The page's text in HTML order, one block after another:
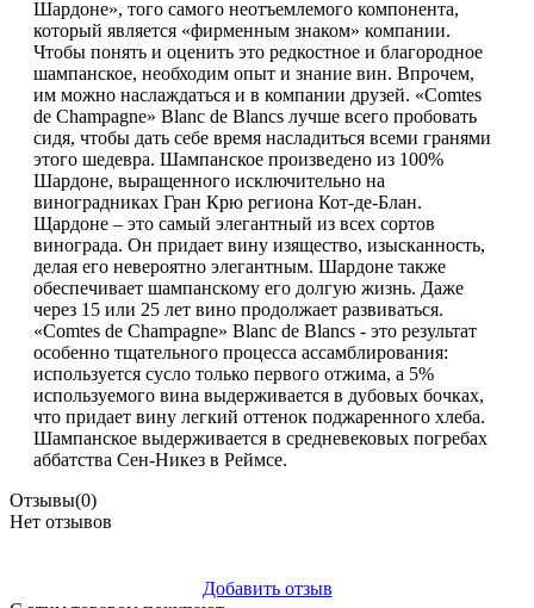
Шардоне», того самого неотъемлемого компонента,
который является «фирменным знаком» компании.
Чтобы понять и оценить это редкостное и благородное
шампанское, необходим опыт и знание вин. Впрочем,
им можно наслаждаться и в компании друзей. «Comtes
de Champagne» Blanc de Blancs лучше всего пробовать
сидя, чтобы дать себе время насладиться всеми гранями
этого шедевра. Шампанское произведено из 100%
Шардоне, выращенного исключительно на
виноградниках Гран Крю региона Кот-де-Блан.
Щардоне – это самый элегантный из всех сортов
винограда. Он придает вину изящество, изысканность,
делая его невероятно элегантным. Шардоне также
обеспечивает шампанскому его долгую жизнь. Даже
через 15 или 25 лет вино продолжает развиваться.
«Comtes de Champagne» Blanc de Blancs - это результат
особенно тщательного процесса ассамблирования:
используется сусло только первого отжима, а 5%
используемого вина выдерживается в дубовых бочках,
что придает вину легкий оттенок поджаренного хлеба.
Шампанское выдерживается в средневековых погребах
аббатства Сен-Никез в Реймсе.
Отзывы(0)
Нет отзывов
Добавить отзыв